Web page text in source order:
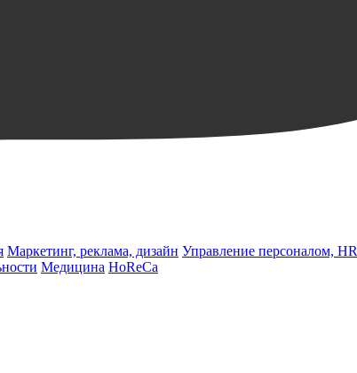
Маркетинг, реклама, дизайн Управление персоналом, HR
Медицина HoReCa